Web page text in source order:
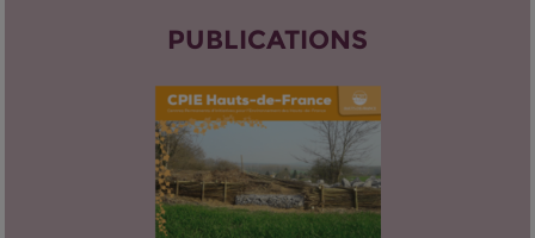
PUBLICATIONS